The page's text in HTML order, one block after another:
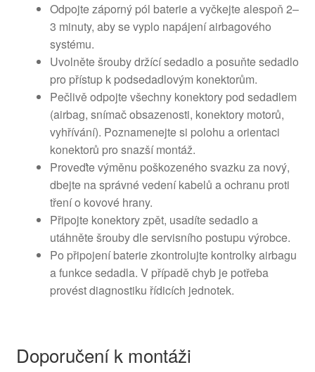
Odpojte záporný pól baterie a vyčkejte alespoň 2–
3 minuty, aby se vyplo napájení airbagového
systému.
Uvolněte šrouby držící sedadlo a posuňte sedadlo
pro přístup k podsedadlovým konektorům.
Pečlivě odpojte všechny konektory pod sedadlem
(airbag, snímač obsazenosti, konektory motorů,
vyhřívání). Poznamenejte si polohu a orientaci
konektorů pro snazší montáž.
Proveďte výměnu poškozeného svazku za nový,
dbejte na správné vedení kabelů a ochranu proti
tření o kovové hrany.
Připojte konektory zpět, usadíte sedadlo a
utáhněte šrouby dle servisního postupu výrobce.
Po připojení baterie zkontrolujte kontrolky airbagu
a funkce sedadla. V případě chyb je potřeba
provést diagnostiku řídicích jednotek.
Doporučení k montáži